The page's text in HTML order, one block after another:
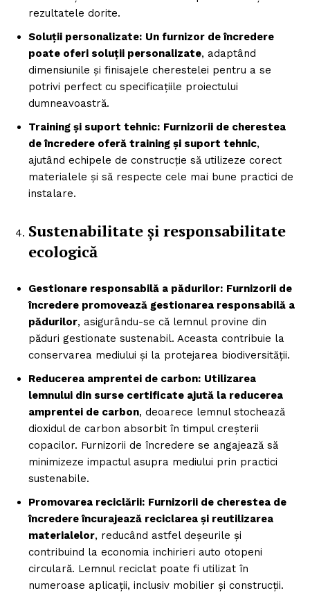
rezultatele dorite.
Soluții personalizate: Un furnizor de încredere
poate oferi soluții personalizate, adaptând
dimensiunile și finisajele cherestelei pentru a se
potrivi perfect cu specificațiile proiectului
dumneavoastră.
Training și suport tehnic: Furnizorii de cherestea
de încredere oferă training și suport tehnic,
ajutând echipele de construcție să utilizeze corect
materialele și să respecte cele mai bune practici de
instalare.
Sustenabilitate și responsabilitate
ecologică
Gestionare responsabilă a pădurilor: Furnizorii de
încredere promovează gestionarea responsabilă a
pădurilor, asigurându-se că lemnul provine din
păduri gestionate sustenabil. Aceasta contribuie la
conservarea mediului și la protejarea biodiversității.
Reducerea amprentei de carbon: Utilizarea
lemnului din surse certificate ajută la reducerea
amprentei de carbon, deoarece lemnul stochează
dioxidul de carbon absorbit în timpul creșterii
copacilor. Furnizorii de încredere se angajează să
minimizeze impactul asupra mediului prin practici
sustenabile.
Promovarea reciclării: Furnizorii de cherestea de
încredere încurajează reciclarea și reutilizarea
materialelor, reducând astfel deșeurile și
contribuind la economia inchirieri auto otopeni
circulară. Lemnul reciclat poate fi utilizat în
numeroase aplicații, inclusiv mobilier și construcții.